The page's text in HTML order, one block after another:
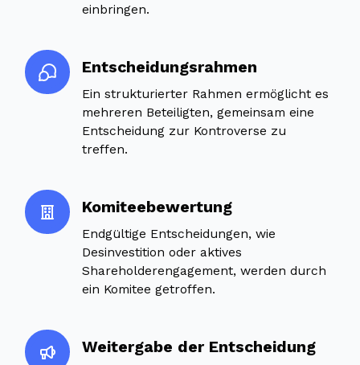
einbringen.
Entscheidungsrahmen
Ein strukturierter Rahmen ermöglicht es
mehreren Beteiligten, gemeinsam eine
Entscheidung zur Kontroverse zu
treffen.
Komiteebewertung
Endgültige Entscheidungen, wie
Desinvestition oder aktives
Shareholderengagement, werden durch
ein Komitee getroffen.
Weitergabe der Entscheidung